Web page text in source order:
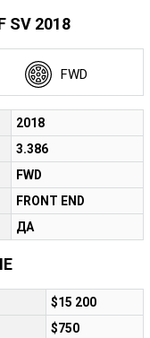
SV 2018
FWD
2018
3.386
FWD
FRONT END
ДА
$15 200
$750